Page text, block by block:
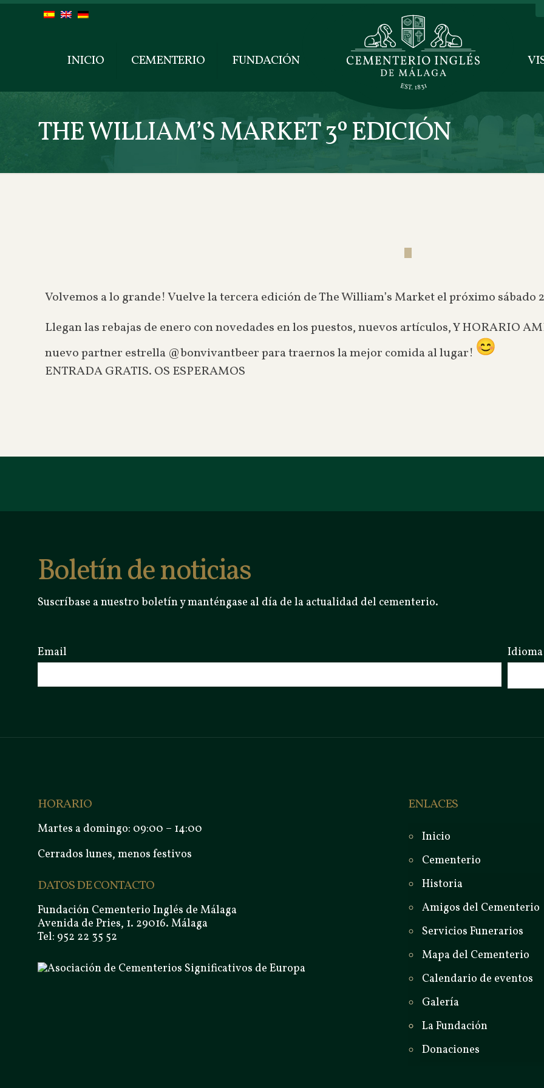
INICIO CEMENTERIO FUNDACIÓN
THE WILLIAM’S MARKET 3º EDICIÓN
Volvemos a lo grande! Vuelve la tercera edición de The William’s Market el próximo sábado
Llegan las rebajas de enero con novedades en los puestos, nuevos artículos, Y HORARIO
nuevo partner estrella @bonvivantbeer para traernos la mejor comida al lugar!
ENTRADA GRATIS. OS ESPERAMOS
Boletín de noticias
Suscríbase a nuestro boletín y manténgase al día de la actualidad del cementerio.
Email Idioma
HORARIO
Martes a domingo: 09:00 – 14:00
Cerrados lunes, menos festivos
DATOS DE CONTACTO
Fundación Cementerio Inglés de Málaga
Avenida de Pries, 1. 29016. Málaga
Tel: 952 22 35 52
ENLACES
Inicio
Cementerio
Historia
Amigos del Cementerio
Servicios Funerarios
Mapa del Cementerio
Calendario de eventos
Galería
La Fundación
Donaciones